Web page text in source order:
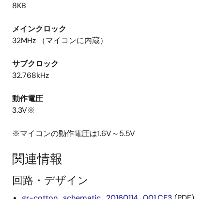
8KB
メインクロック
32MHz （マイコンに内蔵）
サブクロック
32.768kHz
動作電圧
3.3V※
※マイコンの動作電圧は1.6V～5.5V
関連情報
回路・デザイン